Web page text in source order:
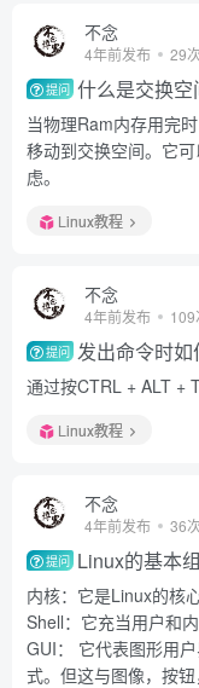
不念
4年前发布 29
提问 什么是交换空
当物理Ram内存用完
移动到交换空间。它
虑。
Linux教程
不念
4年前发布 109
提问 发出命令时如
通过按CTRL + ALT +
Linux教程
不念
4年前发布 36
提问 Linux的基本
内核：它是Linux的核
Shell：它充当用户和
GUI： 它代表图形用
式。但这与图像，按钮